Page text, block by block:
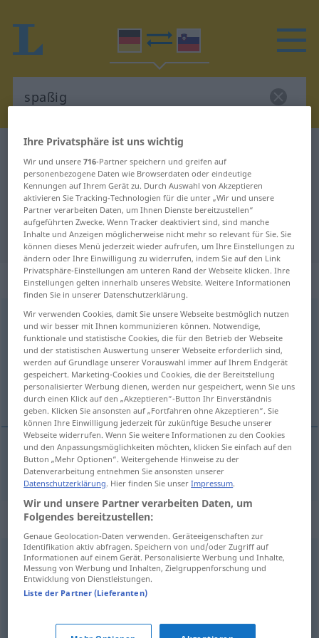
Deutsch-Slowenisch Wörterbuch
Deutsch-Slowenisch Übersetzung
für "spaßig"
"spaßig" Slowenisch Übersetzung
„spaßig“
spaßig
Übersicht aller Übersetzungen
(Für mehr Details die Übersetzung anklicken/antippen)
zabáven, sméšen
zabáven,sméšen spaßig
Synonyme für "spaßig"
unterhaltend
Ihre Privatsphäre ist uns wichtig
Wir und unsere716-Partner speichern und greifen auf
personenbezogene Daten wie Browserdaten oder eindeutige
Kennungen auf Ihrem Gerät zu. Durch Auswahl von Akzeptieren
aktivieren Sie Tracking-Technologien für die unter „Wir und unsere
Partner verarbeiten Daten, um Ihnen Dienste bereitzustellen“
aufgeführten Zwecke. Wenn Tracker deaktiviert sind, sind manche
Inhalte und Anzeigen möglicherweise nicht mehr so relevant für Sie. Sie
können dieses Menü jederzeit wieder aufrufen, um Ihre Einstellungen zu
ändern oder Ihre Einwilligung zu widerrufen, indem Sie auf den Link
Privatsphäre-Einstellungen am unteren Rand der Webseite klicken. Ihre
Einstellungen gelten innerhalb unseres Website. Weitere Informationen
finden Sie in unserer Datenschutzerklärung.
Wir verwenden Cookies, damit Sie unsere Webseite bestmöglich nutzen
und wir besser mit Ihnen kommunizieren können. Notwendige,
funktionale und statistische Cookies, die für den Betrieb der Webseite
und der statistischen Auswertung unserer Webseite erforderlich sind,
werden auf Grundlage unserer Vorauswahl immer auf Ihrem Endgerät
gespeichert. Marketing-Cookies und Cookies, die der Bereitstellung
personalisierter Werbung dienen, werden nur gespeichert, wenn Sie uns
durch einen Klick auf den „Akzeptieren“-Button Ihr Einverständnis
geben. Klicken Sie ansonsten auf „Fortfahren ohne Akzeptieren“. Sie
können Ihre Einwilligung jederzeit für zukünftige Besuche unserer
Webseite widerrufen. Wenn Sie weitere Informationen zu den Cookies
und den Anpassungsmöglichkeiten möchten, klicken Sie einfach auf den
Button „Mehr Optionen“. Weitergehende Hinweise zu der
Datenverarbeitung entnehmen Sie ansonsten unserer
Datenschutzerklärung. Hier finden Sie unserImpressum.
Wir und unsere Partner verarbeiten Daten, um
Folgendes bereitzustellen:
Genaue Geolocation-Daten verwenden. Geräteeigenschaften zur
Identifikation aktiv abfragen. Speichern von und/oder Zugriff auf
Informationen auf einem Gerät. Personalisierte Werbung und Inhalte,
Messung von Werbung und Inhalten, Zielgruppenforschung und
Entwicklung von Dienstleistungen.
Liste der Partner (Lieferanten)